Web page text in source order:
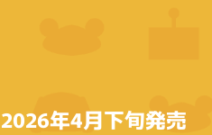
2026年4月下旬発売